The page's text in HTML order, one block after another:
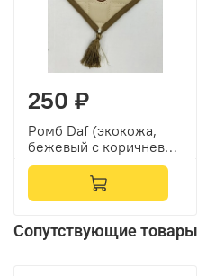
250 ₽
Ромб Daf (экокожа,
бежевый с коричневой
вышивкой)
Сопутствующие товары